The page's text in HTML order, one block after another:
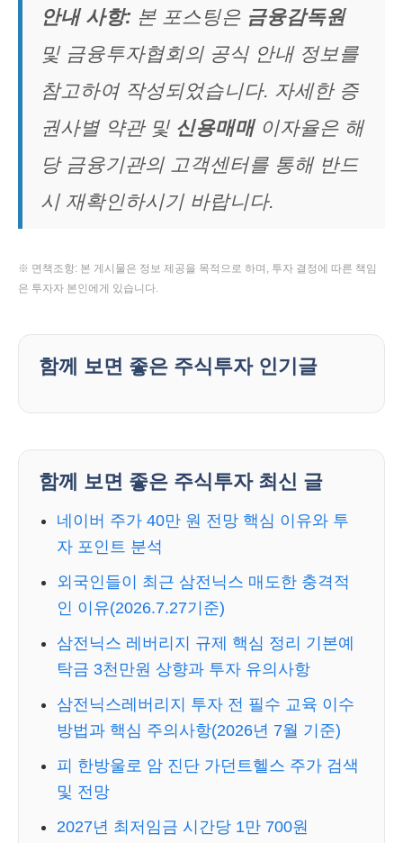
안내 사항: 본 포스팅은 금융감독원
및 금융투자협회의 공식 안내 정보를
참고하여 작성되었습니다. 자세한 증
권사별 약관 및 신용매매이자율은 해
당 금융기관의 고객센터를 통해 반드
시 재확인하시기 바랍니다.
※ 면책조항: 본 게시물은 정보 제공을 목적으로 하며, 투자 결정에 따른 책임
은 투자자 본인에게 있습니다.
함께 보면 좋은 주식투자 인기글
함께 보면 좋은 주식투자 최신 글
네이버 주가 40만 원 전망 핵심 이유와 투
자 포인트 분석
외국인들이 최근 삼전닉스 매도한 충격적
인 이유(2026.7.27기준)
삼전닉스 레버리지 규제 핵심 정리 기본예
탁금 3천만원 상향과 투자 유의사항
삼전닉스레버리지 투자 전 필수 교육 이수
방법과 핵심 주의사항(2026년 7월 기준)
피 한방울로 암 진단 가던트헬스 주가 검색
및 전망
2027년 최저임금 시간당 1만 700원